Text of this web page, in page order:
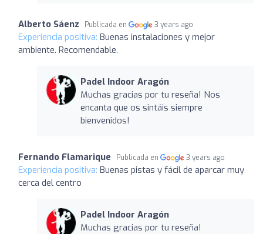
Alberto Sáenz Publicada en 3 years ago
Experiencia positiva: Buenas instalaciones y mejor
ambiente. Recomendable.
Padel Indoor Aragón
Muchas gracias por tu reseña! Nos
encanta que os sintáis siempre
bienvenidos!
Fernando Flamarique Publicada en 3 years ago
Experiencia positiva: Buenas pistas y fácil de aparcar muy
cerca del centro
Padel Indoor Aragón
Muchas gracias por tu reseña!